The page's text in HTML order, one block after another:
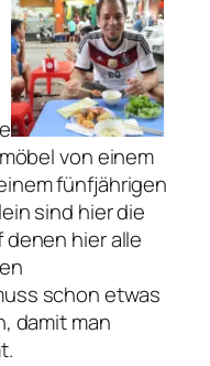
von einem
fünfjährigen
sind hier die
hier alle
schon etwas
damit man